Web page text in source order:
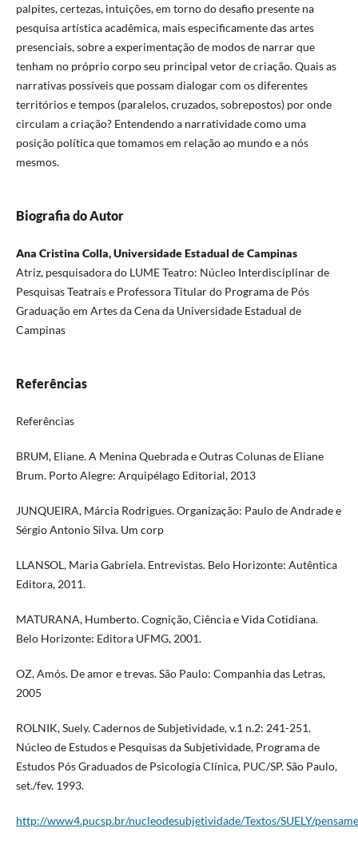
palpites, certezas, intuições, em torno do desafio presente na
pesquisa artística acadêmica, mais especificamente das artes
presenciais, sobre a experimentação de modos de narrar que
tenham no próprio corpo seu principal vetor de criação. Quais as
narrativas possíveis que possam dialogar com os diferentes
territórios e tempos (paralelos, cruzados, sobrepostos) por onde
circulam a criação? Entendendo a narratividade como uma
posição política que tomamos em relação ao mundo e a nós
mesmos.
Biografia do Autor
Ana Cristina Colla, Universidade Estadual de Campinas
Atriz, pesquisadora do LUME Teatro: Núcleo Interdisciplinar de
Pesquisas Teatrais e Professora Titular do Programa de Pós
Graduação em Artes da Cena da Universidade Estadual de
Campinas
Referências
Referências
BRUM, Eliane. A Menina Quebrada e Outras Colunas de Eliane
Brum. Porto Alegre: Arquipélago Editorial, 2013
JUNQUEIRA, Márcia Rodrigues. Organização: Paulo de Andrade e
Sérgio Antonio Silva. Um corp
LLANSOL, Maria Gabriela. Entrevistas. Belo Horizonte: Autêntica
Editora, 2011.
MATURANA, Humberto. Cognição, Ciência e Vida Cotidiana.
Belo Horizonte: Editora UFMG, 2001.
OZ, Amós. De amor e trevas. São Paulo: Companhia das Letras,
2005
ROLNIK, Suely. Cadernos de Subjetividade, v.1 n.2: 241-251.
Núcleo de Estudos e Pesquisas da Subjetividade, Programa de
Estudos Pós Graduados de Psicologia Clínica, PUC/SP. São Paulo,
set./fev. 1993.
http://www4.pucsp.br/nucleodesubjetividade/Textos/SUELY/